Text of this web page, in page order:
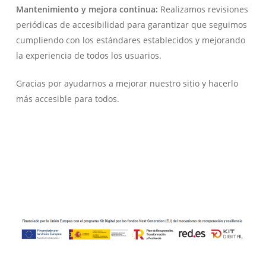
Mantenimiento y mejora continua: Realizamos revisiones
periódicas de accesibilidad para garantizar que seguimos
cumpliendo con los estándares establecidos y mejorando
la experiencia de todos los usuarios.
Gracias por ayudarnos a mejorar nuestro sitio y hacerlo
más accesible para todos.